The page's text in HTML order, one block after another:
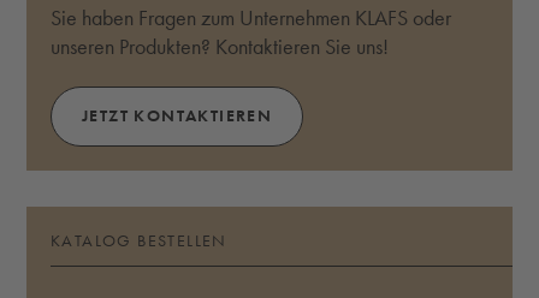
Sie haben Fragen zum Unternehmen KLAFS oder
unseren Produkten? Kontaktieren Sie uns!
JETZT KONTAKTIEREN
KATALOG BESTELLEN